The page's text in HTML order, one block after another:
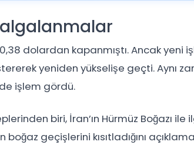
dolardan kapanmıştı. Ancak yeni
yeniden yükselişe geçti. Aynı
işlem gördü.
biri, İran’ın Hürmüz Boğazı
geçişlerini kısıtladığını